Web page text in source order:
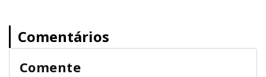
Comentários
Comente